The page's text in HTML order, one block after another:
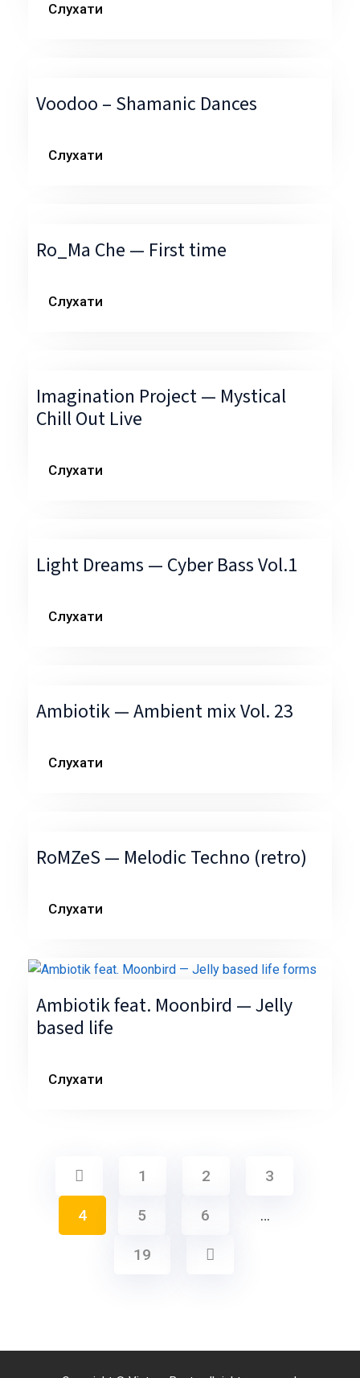
Слухати
Voodoo – Shamanic Dances
Слухати
Ro_Ma Che — First time
Слухати
Imagination Project — Mystical
Chill Out Live
Слухати
Light Dreams — Cyber Bass Vol.1
Слухати
Ambiotik — Ambient mix Vol. 23
Слухати
RoMZeS — Melodic Techno (retro)
Слухати
Ambiotik feat. Moonbird — Jelly
based life
Слухати
1 2 3
4 5 6 …
19